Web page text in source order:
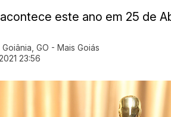
este ano em 25 de
Goiânia, GO - Mais Goiás
23:56